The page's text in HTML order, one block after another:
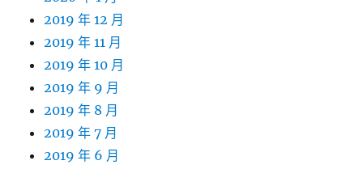
2019 年 12 月
2019 年 11 月
2019 年 10 月
2019 年 9 月
2019 年 8 月
2019 年 7 月
2019 年 6 月